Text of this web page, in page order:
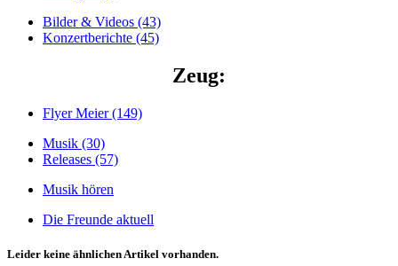
Bilder & Videos (43)
Konzertberichte (45)
Zeug:
Flyer Meier (149)
Musik (30)
Releases (57)
Musik hören
Die Freunde aktuell
Leider keine ähnlichen Artikel vorhanden.